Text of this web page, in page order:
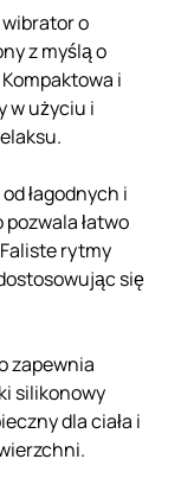
wibrator o
z myślą o
i
w użyciu i
łagodnych i
łatwo
rytmy
się
zapewnia
silikonowy
dla ciała i